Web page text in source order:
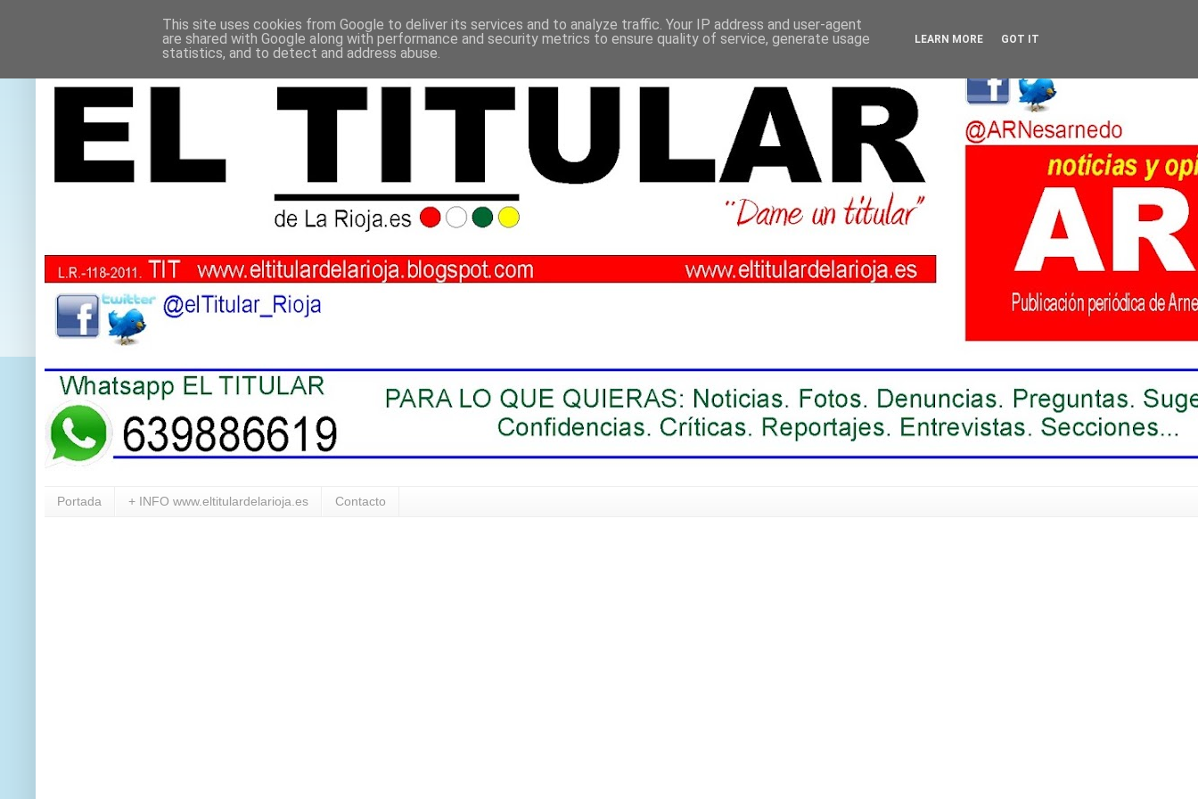
Portada + INFO www.eltitulardelarioja.es Contacto
This site uses cookies from Google to deliver its services and to analyze traffic. Your IP address and user-agent
are shared with Google along with performance and security metrics to ensure quality of service, generate usage
statistics, and to detect and address abuse.
LEARN MORE GOT IT